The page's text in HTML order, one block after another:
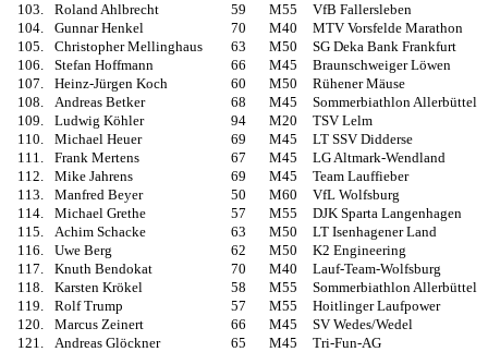
103.
Roland Ahlbrecht 59 M55
VfB Fallersleben
104.
Gunnar Henkel 70 M40
MTV Vorsfelde Marathon
105.
Christopher Mellinghaus 63 M50
SG Deka Bank Frankfurt
106.
Stefan Hoffmann 66 M45
Braunschweiger Löwen
107.
Heinz-Jürgen Koch 60 M50
Rühener Mäuse
108.
Andreas Betker 68 M45
Sommerbiathlon Allerbüttel
109.
Ludwig Köhler 94 M20
TSV Lelm
110.
Michael Heuer 69 M45
LT SSV Didderse
111.
Frank Mertens 67 M45
LG Altmark-Wendland
112.
Mike Jahrens 69 M45
Team Lauffieber
113.
Manfred Beyer 50 M60
VfL Wolfsburg
114.
Michael Grethe 57 M55
DJK Sparta Langenhagen
115.
Achim Schacke 63 M50
LT Isenhagener Land
116.
Uwe Berg 62 M50
K2 Engineering
117.
Knuth Bendokat 70 M40
Lauf-Team-Wolfsburg
118.
Karsten Krökel 58 M55
Sommerbiathlon Allerbüttel
119.
Rolf Trump 57 M55
Hoitlinger Laufpower
120.
Marcus Zeinert 66 M45
SV Wedes/Wedel
121.
Andreas Glöckner 65 M45
Tri-Fun-AG